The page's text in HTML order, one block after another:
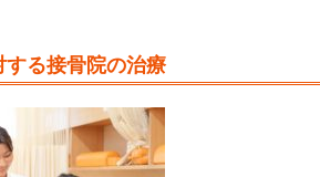
する接骨院の治療